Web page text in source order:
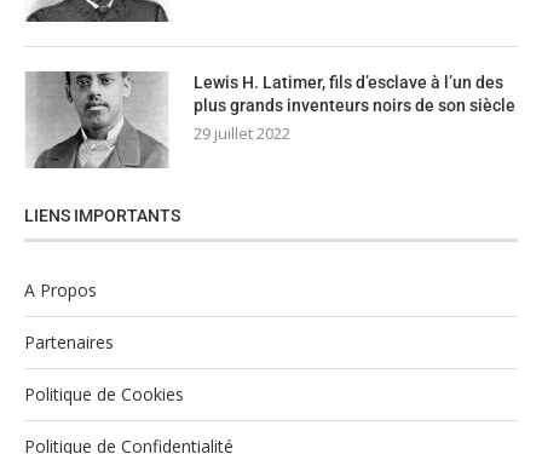
Lewis H. Latimer, fils d’esclave à l’un des
plus grands inventeurs noirs de son siècle
29 juillet 2022
LIENS IMPORTANTS
A Propos
Partenaires
Politique de Cookies
Politique de Confidentialité